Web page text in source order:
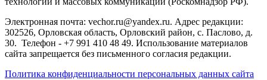
Электронная почта: vechor.ru@yandex.ru. Адрес редакции:
302526, Орловская область, Орловский район, с. Паслово, д.
30. Телефон - +7 991 410 48 49. Использование материалов
сайта запрещается без письменного согласия редакции.
Политика конфиденциальности персональных данных сайта